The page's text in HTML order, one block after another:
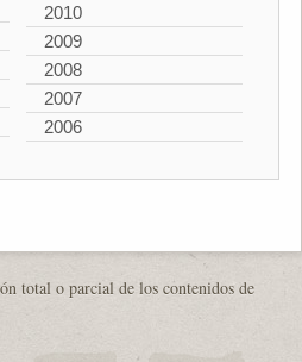
2010
2009
2008
2007
2006
total o parcial de los contenidos de